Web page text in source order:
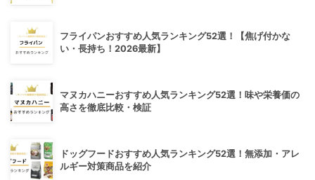
フライパンおすすめ人気ランキング52選！【焦げ付かな
い・長持ち！2026最新】
マヌカハニーおすすめ人気ランキング52選！味や栄養価の
高さを徹底比較・検証
ドッグフードおすすめ人気ランキング52選！無添加・アレ
ルギー対策商品を紹介